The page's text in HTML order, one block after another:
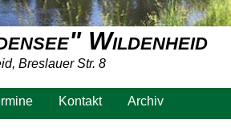
Wildenheid
Breslauer Str. 8
Kontakt Archiv